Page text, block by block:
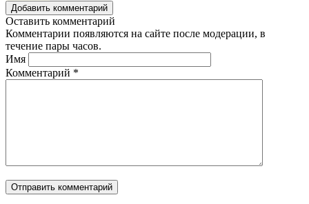
Добавить комментарий
Оставить комментарий
Комментарии появляются на сайте после модерации, в
течение пары часов.
Имя
Комментарий *